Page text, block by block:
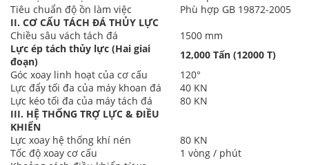
Tiêu chuẩn độ ồn làm việc
Phù hợp GB 19872-2005
II. CƠ CẤU TÁCH ĐÁ THỦY LỰC
Chiều sâu vách tách đá
1500 mm
Lực ép tách thủy lực (Hai giai
đoạn)
12,000 Tấn (12000 T)
Góc xoay linh hoạt của cơ cấu
120°
Lực đẩy tối đa của máy khoan đá
40 KN
Lực kéo tối đa của máy tách đá
80 KN
III. HỆ THỐNG TRỢ LỰC & ĐIỀU
KHIỂN
Lực xoay hệ thống khí nén
80 KN
Tốc độ xoay cơ cấu
1 vòng / phút